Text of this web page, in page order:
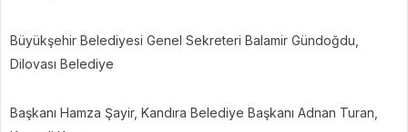
Büyükşehir Belediyesi Genel Sekreteri Balamir Gündoğdu,
Dilovası Belediye
Başkanı Hamza Şayir, Kandıra Belediye Başkanı Adnan Turan,